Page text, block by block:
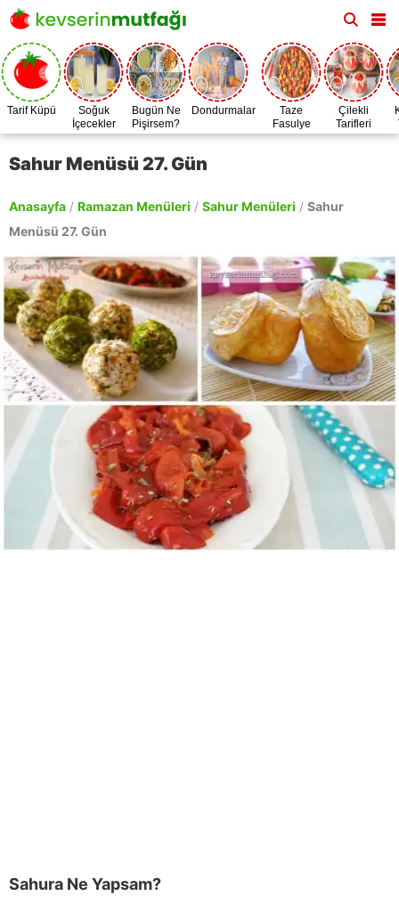
Tarif Küpü
Soğuk
İçecekler
Bugün Ne
Pişirsem?
Dondurmalar
Taze
Fasulye
Zamanı
Çilekli
Tarifleri
Sahur Menüsü 27. Gün
Anasayfa / Ramazan Menüleri / Sahur Menüleri / Sahur
Menüsü 27. Gün
Sahura Ne Yapsam?